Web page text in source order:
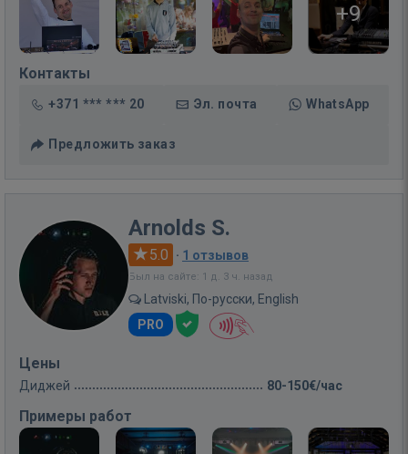
+9
Контакты
+371 *** *** 20 Эл. почта WhatsApp
Предложить заказ
Arnolds S.
5.0 · 1 отзывов
Был на сайте: 1 д. 3 ч. назад
Latviski, По-русски, English
PRO
Цены
Диджей 80-150€/час
Примеры работ